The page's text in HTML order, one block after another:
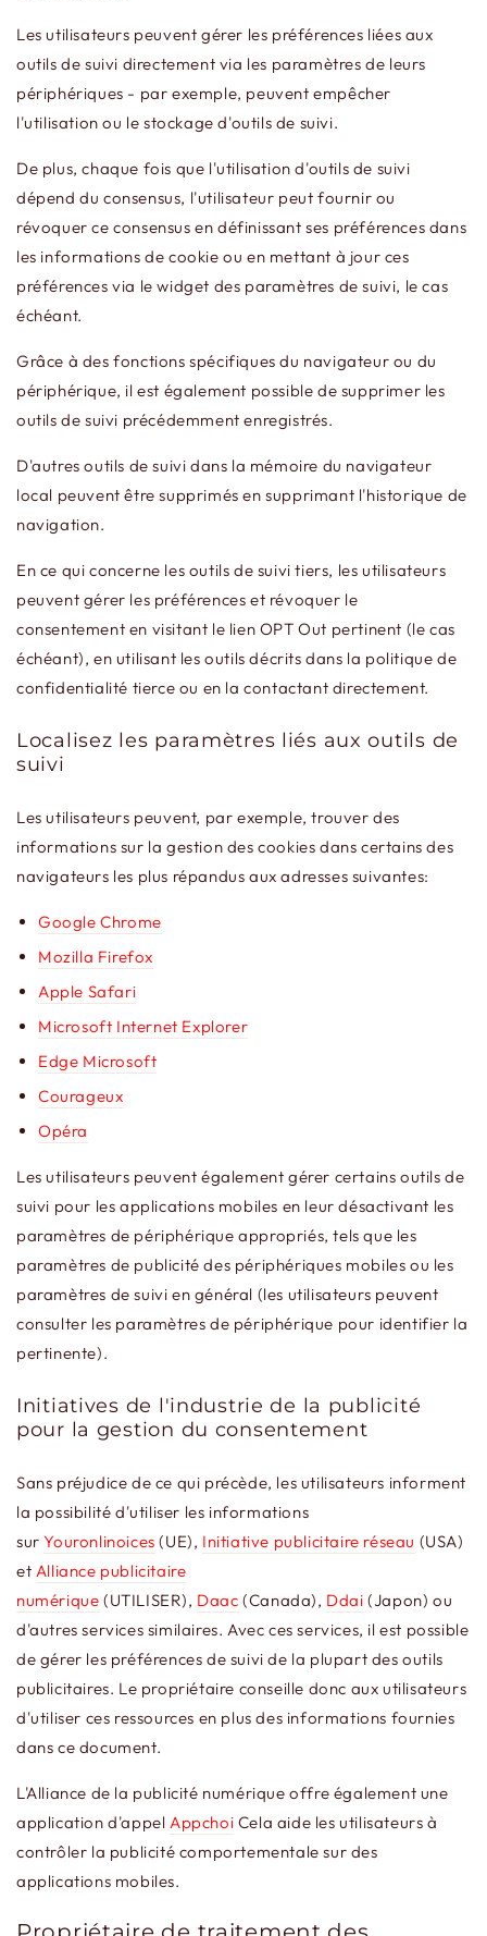
Les utilisateurs peuvent gérer les préférences liées aux
outils de suivi directement via les paramètres de leurs
périphériques - par exemple, peuvent empêcher
l'utilisation ou le stockage d'outils de suivi.
De plus, chaque fois que l'utilisation d'outils de suivi
dépend du consensus, l'utilisateur peut fournir ou
révoquer ce consensus en définissant ses préférences dans
les informations de cookie ou en mettant à jour ces
préférences via le widget des paramètres de suivi, le cas
échéant.
Grâce à des fonctions spécifiques du navigateur ou du
périphérique, il est également possible de supprimer les
outils de suivi précédemment enregistrés.
D'autres outils de suivi dans la mémoire du navigateur
local peuvent être supprimés en supprimant l'historique de
navigation.
En ce qui concerne les outils de suivi tiers, les utilisateurs
peuvent gérer les préférences et révoquer le
consentement en visitant le lien OPT Out pertinent (le cas
échéant), en utilisant les outils décrits dans la politique de
confidentialité tierce ou en la contactant directement.
Localisez les paramètres liés aux outils de
suivi
Les utilisateurs peuvent, par exemple, trouver des
informations sur la gestion des cookies dans certains des
navigateurs les plus répandus aux adresses suivantes:
Google Chrome
Mozilla Firefox
Apple Safari
Microsoft Internet Explorer
Edge Microsoft
Courageux
Opéra
Les utilisateurs peuvent également gérer certains outils de
suivi pour les applications mobiles en leur désactivant les
paramètres de périphérique appropriés, tels que les
paramètres de publicité des périphériques mobiles ou les
paramètres de suivi en général (les utilisateurs peuvent
consulter les paramètres de périphérique pour identifier la
pertinente).
Initiatives de l'industrie de la publicité
pour la gestion du consentement
Sans préjudice de ce qui précède, les utilisateurs informent
la possibilité d'utiliser les informations
sur Youronlinoices (UE), Initiative publicitaire réseau (USA)
et Alliance publicitaire
numérique (UTILISER), Daac (Canada), Ddai (Japon) ou
d'autres services similaires. Avec ces services, il est possible
de gérer les préférences de suivi de la plupart des outils
publicitaires. Le propriétaire conseille donc aux utilisateurs
d'utiliser ces ressources en plus des informations fournies
dans ce document.
L'Alliance de la publicité numérique offre également une
application d'appel Appchoi Cela aide les utilisateurs à
contrôler la publicité comportementale sur des
applications mobiles.